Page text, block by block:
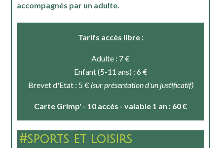
#sports et loisirs
accompagnés par un adulte.
Tarifs accès libre :
Adulte : 7 €
Enfant (5-11 ans) : 6 €
Brevet d'Etat : 5 € (sur présentation d'un justificatif)
Carte Grimp' - 10 accès - valable 1 an : 60 €